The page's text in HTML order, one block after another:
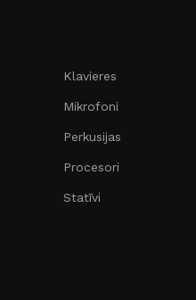
Klavieres
Mikrofoni
Perkusijas
Procesori
Statīvi